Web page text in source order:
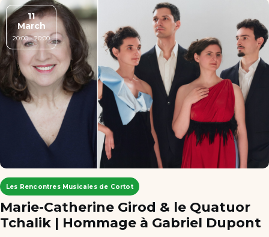
11
March
20:00 - 20:00
Les Rencontres Musicales de Cortot
Marie-Catherine Girod & le Quatuor
Tchalik | Hommage à Gabriel Dupont